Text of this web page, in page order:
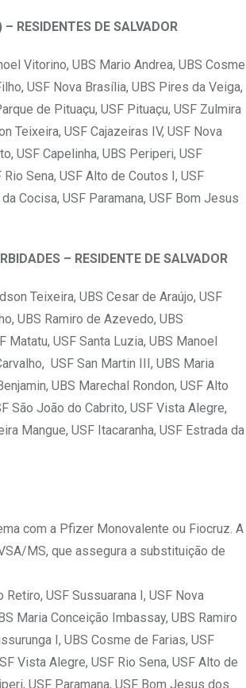
RESIDENTES DE SALVADOR
Vitorino, UBS Mario Andrea, UBS Cosme
USF Nova Brasília, UBS Pires da Veiga,
de Pituaçu, USF Pituaçu, USF Zulmira
Teixeira, USF Cajazeiras IV, USF Nova
USF Capelinha, UBS Periperi, USF
Sena, USF Alto de Coutos I, USF
Cocisa, USF Paramana, USF Bom Jesus
– RESIDENTE DE SALVADOR
Teixeira, UBS Cesar de Araújo, USF
UBS Ramiro de Azevedo, UBS
Matatu, USF Santa Luzia, UBS Manoel
USF San Martin III, UBS Maria
UBS Marechal Rondon, USF Alto
São João do Cabrito, USF Vista Alegre,
Mangue, USF Itacaranha, USF Estrada da
com a Pfizer Monovalente ou Fiocruz. A
MS, que assegura a substituição de
USF Sussuarana I, USF Nova
Maria Conceição Imbassay, UBS Ramiro
I, UBS Cosme de Farias, USF
Vista Alegre, USF Rio Sena, USF Alto de
USF Paramana, USF Bom Jesus dos